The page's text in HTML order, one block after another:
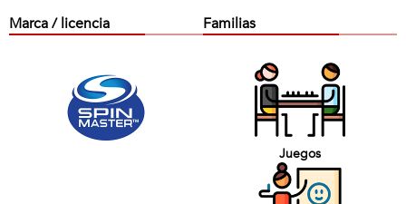
Marca / licencia Familias
Juegos